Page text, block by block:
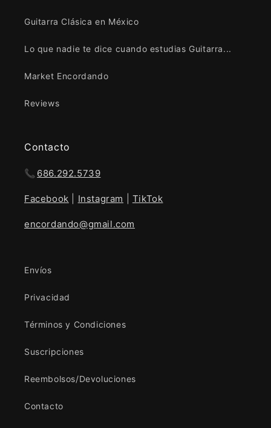
Guitarra Clásica en México
Lo que nadie te dice cuando estudias Guitarra...
Market Encordando
Reviews
Contacto
📞 686.292.5739
Facebook Instagram TikTok
encordando@gmail.com
Envíos
Privacidad
Términos y Condiciones
Suscripciones
Reembolsos/Devoluciones
Contacto